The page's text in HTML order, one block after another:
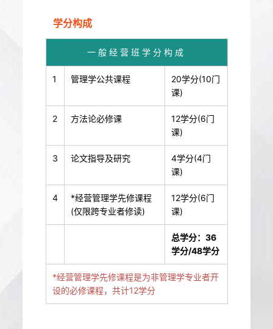
学分构成
一般经营班学分构成
1 管理学公共课程
20学分(10门
课)
2 方法论必修课
12学分(6门
课)
3 论文指导及研究
4学分(4门
课)
4
*经营管理学先修课程
(仅限跨专业者修读)
12学分(6门
课)
总学分：36
学分/48学分
*经营管理学先修课程是为非管理学专业者开
设的必修课程，共计12学分